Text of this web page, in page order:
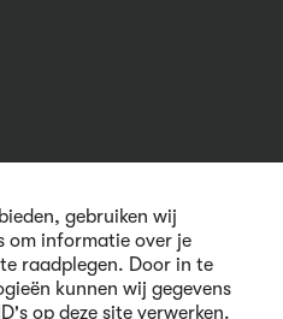
gebruiken wij
om informatie over je
raadplegen. Door in te
kunnen wij gegevens
op deze site verwerken.